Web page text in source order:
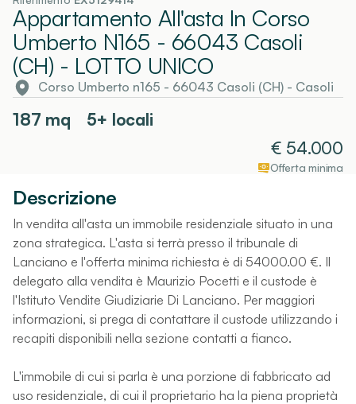
Appartamento All'asta In Corso
Umberto N165 - 66043 Casoli
(CH) - LOTTO UNICO
Corso Umberto n165 - 66043 Casoli (CH) - Casoli
187 mq
5+ locali
€ 54.000
Offerta minima
Descrizione
In vendita all'asta un immobile residenziale situato in una
zona strategica. L'asta si terrà presso il tribunale di
Lanciano e l'offerta minima richiesta è di 54000.00 €. Il
delegato alla vendita è Maurizio Pocetti e il custode è
l'Istituto Vendite Giudiziarie Di Lanciano. Per maggiori
informazioni, si prega di contattare il custode utilizzando i
recapiti disponibili nella sezione contatti a fianco.
L'immobile di cui si parla è una porzione di fabbricato ad
uso residenziale, di cui il proprietario ha la piena proprietà